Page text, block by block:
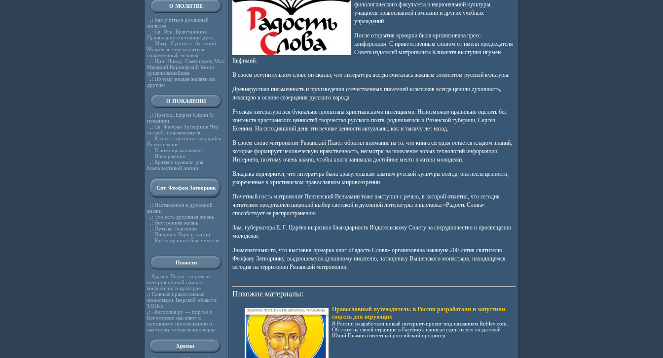
О МОЛИТВЕ
.: Как учиться домашней
молитве
.: Св. Игн. Брянчанинов
Правильное состояние духа
.: Митр. Сурожск. Антоний
Может ли еще молиться
современный человек
.: Прп. Никод. Святогорец Мит.
Макарий Коринфский Книга
душеполезнейшая
.: Почему нельзя желать зла
другим
О ПОКАЯНИИ
.: Препод. Ефрем Сирин О
покаянии
.: Св. Феофан Затворник Что
потреб. покаявшемуся
.: Кто есть истинно кающийся.
Размышления
.: В помощь кающимся
.: Информация
.: Краткое правило для
благочестивой жизни
Свт. Феофан Затворник
.: Наставления в духовной
жизни
.: Что есть духовная жизнь
.: Внутренняя жизнь
.: Путь ко спасению
.: Письма о Вере и жизни
.: Как сохранить благочестие
Новости
.: Адам и Лилит: запретная
история первой пары в
мифологии и культуре
.: Главные православные
монастыри Тверской области:
ТОП-5
.: «Богослов.ру — портал о
богословии как ключ к
духовному просвещению и
научному осмыслению веры»
Храмы
филологического факультета и национальной культуры,
учащиеся православной гимназии и других учебных
учреждений.
После открытия ярмарки была организована пресс-
конференция. С приветственным словом от имени председателя
Совета издателей митрополита Климента выступил игумен
Евфимий.
В своем вступительном слове он сказал, что литература всегда считалась важным элементом русской культуры.
Древнерусская письменность и произведения отечественных писателей-классиков всегда ценили духовность,
лежащую в основе созерцания русского народа.
Русская литература вся буквально пропитана христианскими интенциями. Невозможно правильно оценить без
контекста христианских ценностей творчество русского поэта, родившегося в Рязанской губернии, Сергея
Есенина. На сегодняшний день эти вечные ценности актуальны, как и тысячу лет назад.
В своем слове митрополит Рязанский Павел обратил внимание на то, что книга сегодня остается кладом знаний,
которые формирует человеческую нравственность, несмотря на появление новых технологий информации,
Интернета, поэтому очень важно, чтобы книга занимала достойное место в жизни молодежи.
Владыка подчеркнул, что литература была краеугольным камнем русской культуры всегда, она несла ценности,
укорененные в христианском православном мировоззрении.
Почетный гость митрополит Пензенский Вениамин тоже выступил с речью, в которой отметил, что сегодня
читателям представлен широкий выбор светской и духовной литературы и выставка «Радость Слова»
способствует ее распространению.
Зам. губернатора Е. Г. Царёва выразила благодарность Издательскому Совету за сотрудничество в просвещении
молодежи.
Знаменательно то, что выставка-ярмарка книг «Радость Слова» организована накануне 200-летия святителю
Феофану Затворнику, выдающемуся духовному писателю, затворнику Вышенского монастыря, находящемся
сегодня на территории Рязанской митрополии.
Похожие материалы:
Православный путеводитель: в России разработали и запустили
соцсеть для верующих
В России разработали новый интернет-проект под названием Rublev.com.
Об этом на своей странице в Facebook написал один из его создателей
Юрий Грымов известный российский продюсер. ...